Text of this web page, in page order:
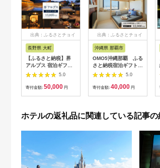
出典：ふるさとチョイ
長野県 大町
【ふるさと納税】界
アルプス 宿泊ギフト
券（15,000円分）
【星野リゾート】
5.0
寄付金額: 50,000 円
出典：ふるさとチョイ
沖縄県 那覇市
OMO5沖縄那覇 ふる
さと納税宿泊ギフト券
(12,000円)
5.0
寄付金額: 40,000 円
ホテルの返礼品に関連している記事の